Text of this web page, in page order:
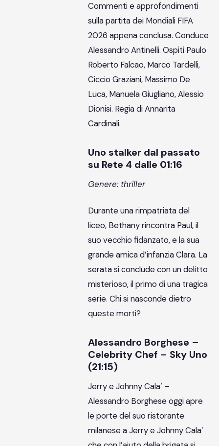
Commenti e approfondimenti
sulla partita dei Mondiali FIFA
2026 appena conclusa. Conduce
Alessandro Antinelli. Ospiti Paulo
Roberto Falcao, Marco Tardelli,
Ciccio Graziani, Massimo De
Luca, Manuela Giugliano, Alessio
Dionisi. Regia di Annarita
Cardinali.
Uno stalker dal passato
su Rete 4 dalle 01:16
Genere: thriller
Durante una rimpatriata del
liceo, Bethany rincontra Paul, il
suo vecchio fidanzato, e la sua
grande amica d’infanzia Clara. La
serata si conclude con un delitto
misterioso, il primo di una tragica
serie. Chi si nasconde dietro
queste morti?
Alessandro Borghese –
Celebrity Chef – Sky Uno
(21:15)
Jerry e Johnny Cala’ –
Alessandro Borghese oggi apre
le porte del suo ristorante
milanese a Jerry e Johnny Cala’